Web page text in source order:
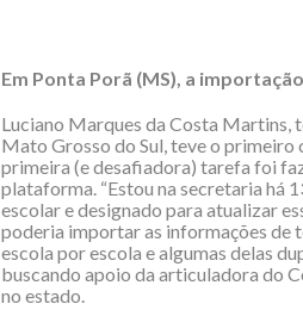
Em Ponta Porã (MS), a
Luciano Marques da Costa Martins,
Mato Grosso do Sul, teve o primeiro
primeira (e desafiadora) tarefa foi
plataforma. “Estou na secretaria há
escolar e designado para atualizar
poderia importar as informações de
escola por escola e algumas delas
buscando apoio da articuladora do
no estado.